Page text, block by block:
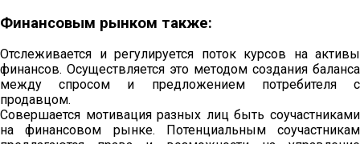
Финансовым рынком также:
Отслеживается и регулируется поток курсов на активы
финансов. Осуществляется это методом создания баланса
между спросом и предложением потребителя с
продавцом.
Совершается мотивация разных лиц быть соучастниками
на финансовом рынке. Потенциальным соучастникам